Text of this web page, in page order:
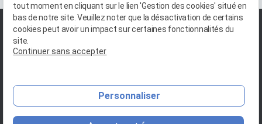
tout moment en cliquant sur le lien 'Gestion des cookies' situé en
bas de notre site. Veuillez noter que la désactivation de certains
cookies peut avoir un impact sur certaines fonctionnalités du
site.
Continuer sans accepter
Personnaliser